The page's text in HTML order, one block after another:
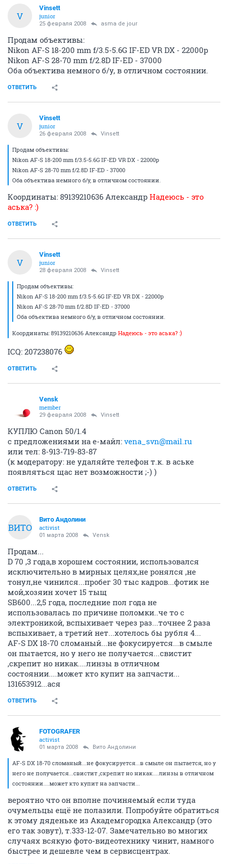
V
Vinsett
junior
25 февраля 2008 asma de jour
Продам объективы:
Nikon AF-S 18-200 mm f/3.5-5.6G IF-ED VR DX - 22000р
Nikon AF-S 28-70 mm f/2.8D IF-ED - 37000
Оба объектива немного б/у, в отличном состоянии.
ОТВЕТИТЬ
V
Vinsett
junior
26 февраля 2008 Vinsett
Продам объективы:
Nikon AF-S 18-200 mm f/3.5-5.6G IF-ED VR DX - 22000р
Nikon AF-S 28-70 mm f/2.8D IF-ED - 37000
Оба объектива немного б/у, в отличном состоянии.
Координаты: 89139210636 Александр Надеюсь - это
аська? :)
ОТВЕТИТЬ
V
Vinsett
junior
28 февраля 2008 Vinsett
Продам объективы:
Nikon AF-S 18-200 mm f/3.5-5.6G IF-ED VR DX - 22000р
Nikon AF-S 28-70 mm f/2.8D IF-ED - 37000
Оба объектива немного б/у, в отличном состоянии.
Координаты: 89139210636 Александр Надеюсь - это аська? :)
ICQ: 207238076
ОТВЕТИТЬ
Vensk
member
29 февраля 2008 Vinsett
КУПЛЮ Canon 50/1.4
с предложениями на е-майл: vena_svn@mail.ru
или тел: 8-913-719-83-87
(к модератору: не удаляйте телефон т.к. в аське
появляться щас нет возможности ;-) )
ОТВЕТИТЬ
ВИТО
Вито Андолини
activist
01 марта 2008 Vensk
Продам...
D 70 ,3 года,в хорошем состоянии, использовался
исключительно в мирных целях,не ронялся ,не
тонул,не чинился...пробег 30 тыс кадров...фотик не
мой,хозяин хочет 15 тыщ
SB600...2,5 года, последние пол года не
использовалась по причине поломки..че то с
электроникой, вспыхивает через раз...точнее 2 раза
вспыхивает, а третий нет...хотелось бы рубля 4...
AF-S DX 18-70 сломаный...не фокусируется...в смыле
он пытается, но у него не получается...свистит
,скрепит но никак....линзы в отличном
состоянии....может кто купит на запчасти...
131653912...ася
ОТВЕТИТЬ
FOTOGRAFER
activist
01 марта 2008 Вито Андолини
AF-S DX 18-70 сломаный...не фокусируется...в смыле он пытается, но у
него не получается...свистит ,скрепит но никак....линзы в отличном
состоянии....может кто купит на запчасти...
вероятно что он вполне починяемый если туда
очумельцы ещё не полазили. Попробуйте обратиться
к этому дяденьке из Академгородка Александр (это
его так зовут), т.333-12-07. Замечательно во многих
случаях всякую фото-видеотехнику чинит, намного
быстрее и дешевле чем в сервисцентрах.